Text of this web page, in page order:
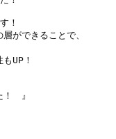
！
ができることで、
UP！
　』